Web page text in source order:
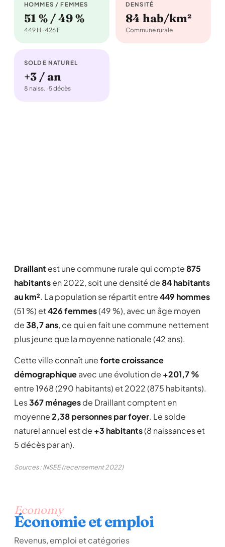
HOMMES / FEMMES
51 % / 49 %
449 H · 426 F
DENSITÉ
84 hab/km²
Commune rurale
SOLDE NATUREL
+3 / an
8 naiss. · 5 décès
Draillant est une commune rurale qui compte875
habitantsen 2022, soit une densité de84 habitants
au km². La population se répartit entre449 hommes
(51 %) et426 femmes(49 %), avec un âge moyen
de38,7 ans, ce qui en fait une commune nettement
plus jeune que la moyenne nationale (42 ans).
Cette ville connaît uneforte croissance
démographiqueavec une évolution de +201,7 %
entre 1968 (290 habitants) et 2022 (875 habitants).
Les367 ménagesde Draillant comptent en
moyenne2,38 personnes par foyer. Le solde
naturel annuel est de +3 habitants(8 naissances et
5 décès par an).
Sources : INSEE (recensement 2022)
Economy
Économie et emploi
Revenus, emploi et catégories